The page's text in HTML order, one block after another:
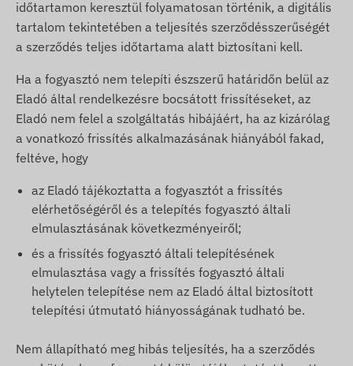
időtartamon keresztül folyamatosan történik, a digitális
tartalom tekintetében a teljesítés szerződésszerűségét
a szerződés teljes időtartama alatt biztosítani kell.
Ha a fogyasztó nem telepíti észszerű határidőn belül az
Eladó által rendelkezésre bocsátott frissítéseket, az
Eladó nem felel a szolgáltatás hibájáért, ha az kizárólag
a vonatkozó frissítés alkalmazásának hiányából fakad,
feltéve, hogy
az Eladó tájékoztatta a fogyasztót a frissítés
elérhetőségéről és a telepítés fogyasztó általi
elmulasztásának következményeiről;
és a frissítés fogyasztó általi telepítésének
elmulasztása vagy a frissítés fogyasztó általi
helytelen telepítése nem az Eladó által biztosított
telepítési útmutató hiányosságának tudható be.
Nem állapítható meg hibás teljesítés, ha a szerződés